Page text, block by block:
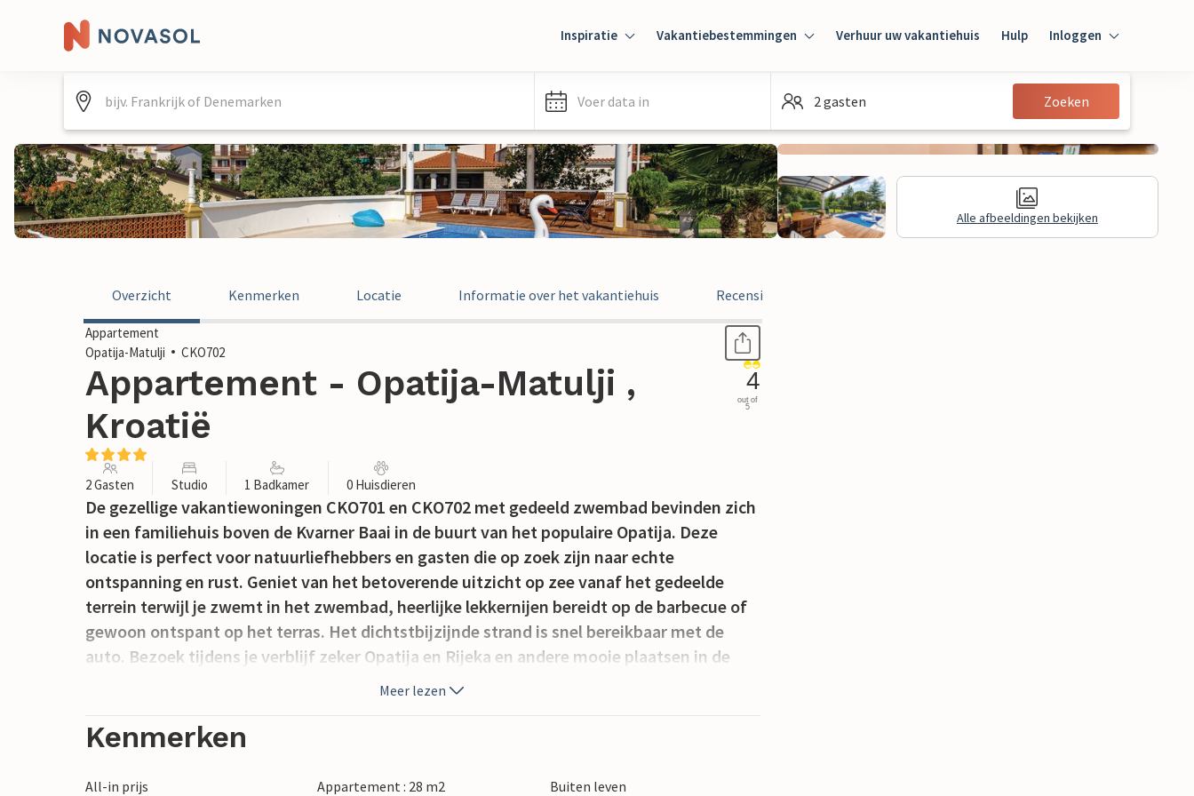
Inspiratie Vakantiebestemmingen Verhuur uw vakantiehuis Hulp Inloggen
Inloggen
Gast
Voer data in 2 gasten Zoeken
Alle afbeeldingen bekijken
Overzicht Kenmerken Locatie Informatie over het vakantiehuis Recensies
Appartement
Opatija-Matulji
CKO702
Appartement - Opatija-Matulji ,
Kroatië
4
out of
5
2 Gasten Studio 1 Badkamer 0 Huisdieren
De gezellige vakantiewoningen CKO701 en CKO702 met gedeeld zwembad bevinden zich
in een familiehuis boven de Kvarner Baai in de buurt van het populaire Opatija. Deze
locatie is perfect voor natuurliefhebbers en gasten die op zoek zijn naar echte
ontspanning en rust. Geniet van het betoverende uitzicht op zee vanaf het gedeelde
terrein terwijl je zwemt in het zwembad, heerlijke lekkernijen bereidt op de barbecue of
gewoon ontspant op het terras. Het dichtstbijzijnde strand is snel bereikbaar met de
auto. Bezoek tijdens je verblijf zeker Opatija en Rijeka en andere mooie plaatsen in de
omgeving. De stad Matulji, ook bekend als de poort naar de Opatija Riviera, is beroemd
de plaatselijke tavernes kun je plaatselijke specialiteiten proeven, maar ook jarbola, een
van een actieve vakantie kunnen zich verheugen op talloze fiets- en wandelpaden die
Meer lezen
Kenmerken
All-in prijs Appartement : 28 m2
Buiten leven